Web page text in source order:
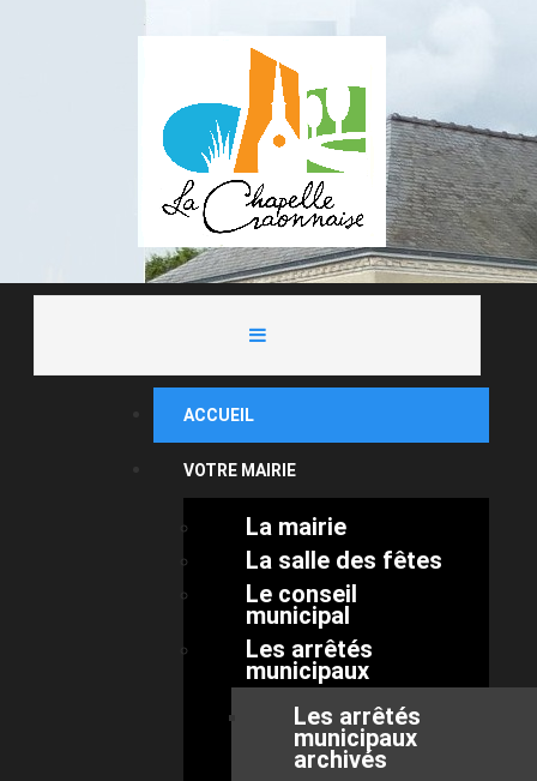
ACCUEIL
VOTRE MAIRIE
La mairie
La salle des fêtes
Le conseil
municipal
Les arrêtés
municipaux
Les arrêtés
municipaux
archivés